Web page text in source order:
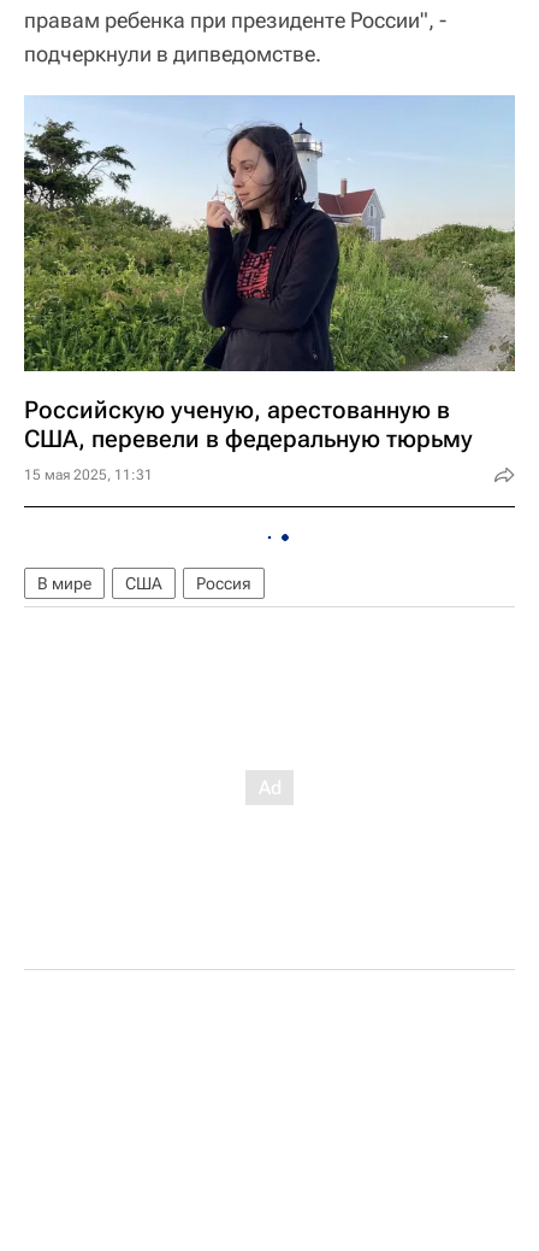
правам ребенка при президенте России", -
подчеркнули в дипведомстве.
Российскую ученую, арестованную в
США, перевели в федеральную тюрьму
15 мая 2025, 11:31
В мире США Россия